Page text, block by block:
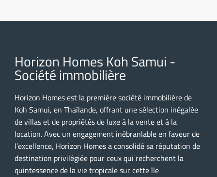
Horizon Homes Koh Samui -
Société immobilière
Horizon Homes est la première société immobilière de
Koh Samui, en Thaïlande, offrant une sélection inégalée
de villas et de propriétés de luxe à la vente et à la
location. Avec un engagement inébranlable en faveur de
l’excellence, Horizon Homes a consolidé sa réputation de
destination privilégiée pour ceux qui recherchent la
quintessence de la vie tropicale sur cette île